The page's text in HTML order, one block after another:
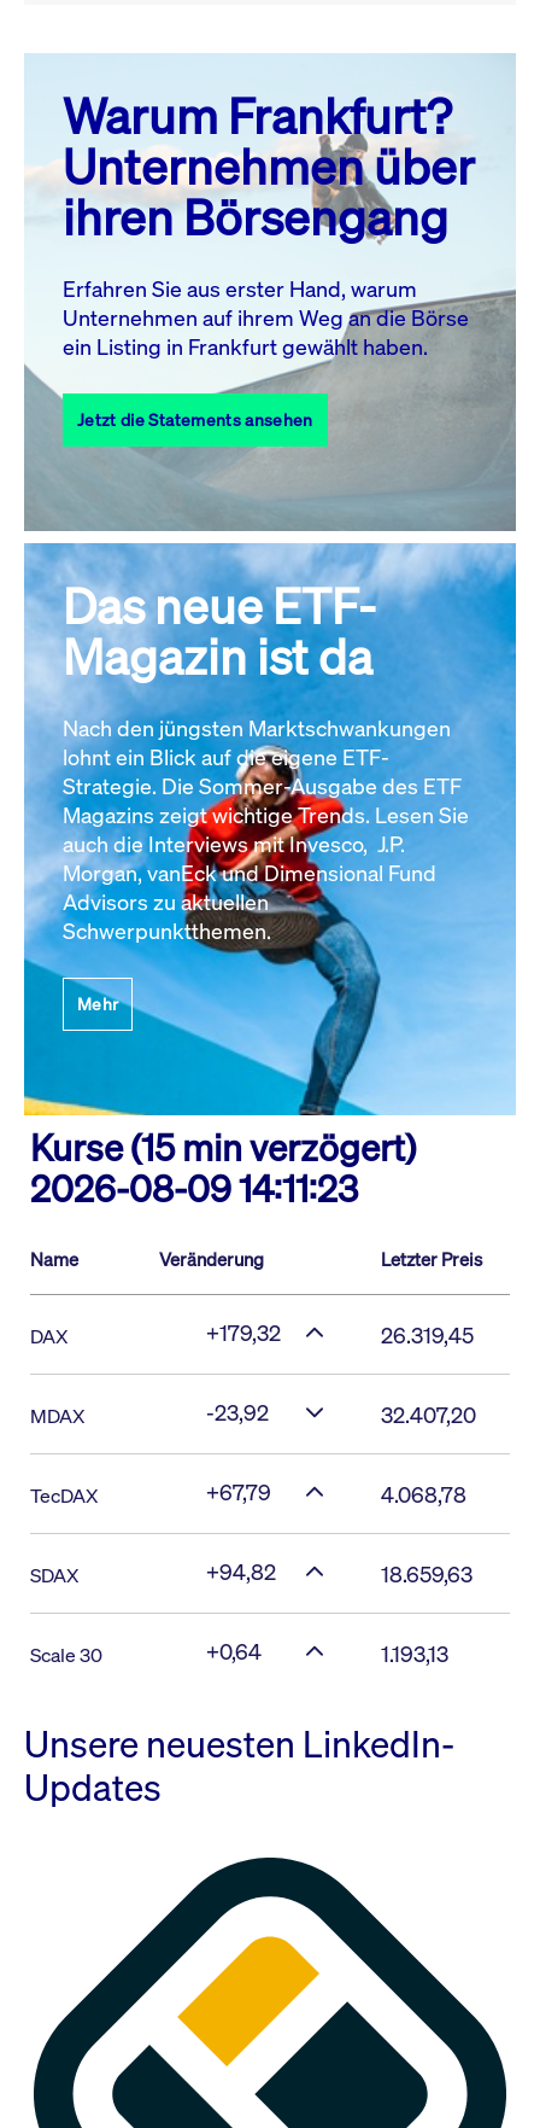
August 26
MO. DI. MI. DO. FR. SA. SO.
1
2
3
4 5 6 7 8
10 11 13 14
17
18 19 20 21 22
23
27 28
31
Alle Events
Warum Frankfurt?
Unternehmen über
ihren Börsengang
Erfahren Sie aus erster Hand, warum
Unternehmen auf ihrem Weg an die Börse
ein Listing in Frankfurt gewählt haben.
Jetzt die Statements ansehen
Das neue ETF-
Magazin ist da
Nach den jüngsten Marktschwankungen
lohnt ein Blick auf die eigene ETF-
Strategie. Die Sommer-Ausgabe des ETF
Magazins zeigt wichtige Trends. Lesen Sie
auch die Interviews mit Invesco, J.P.
Morgan, vanEck und Dimensional Fund
Advisors zu aktuellen
Schwerpunktthemen.
Mehr
Kurse (15 min verzögert)
2026-08-09 14:11:23
Name Veränderung Letzter Preis
DAX +179,32 26.319,45
MDAX -23,92 32.407,20
TecDAX +67,79 4.068,78
SDAX +94,82 18.659,63
Scale 30 +0,64 1.193,13
Unsere neuesten LinkedIn-
Updates